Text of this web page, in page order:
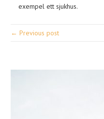
exempel ett sjukhus.
← Previous post